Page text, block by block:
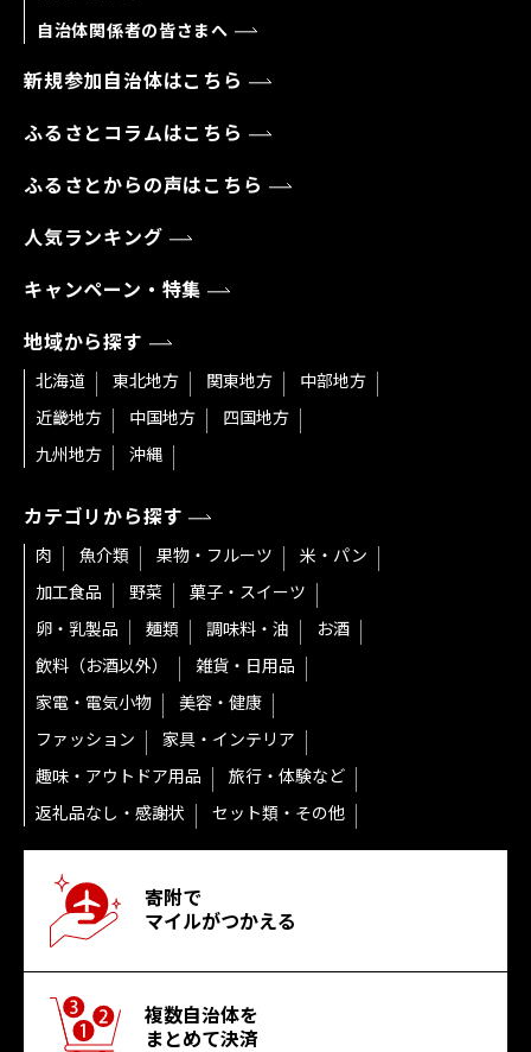
自治体関係者の皆さまへ
新規参加自治体はこちら
ふるさとコラムはこちら
ふるさとからの声はこちら
人気ランキング
キャンペーン・特集
地域から探す
北海道 東北地方 関東地方
中部地方
近畿地方
中国地方
四国地方
九州地方
沖縄
カテゴリから探す
肉 魚介類 果物・フルーツ
米・パン
加工食品
野菜
菓子・スイーツ
卵・乳製品
麺類 調味料・油
お酒
飲料（お酒以外）
雑貨・日用品
家電・電気小物
美容・健康
ファッション
家具・インテリア
趣味・アウトドア用品
旅行・体験など
返礼品なし・感謝状
セット類・その他
寄附で
マイルがつかえる
複数自治体を
まとめて決済